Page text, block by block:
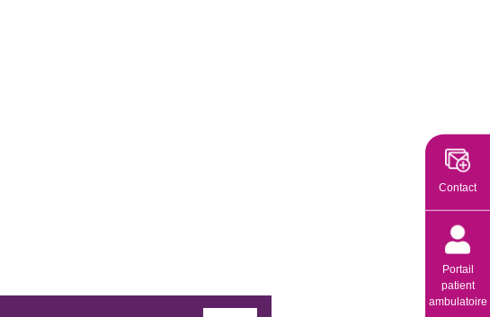
Contact
Portail
patient
ambulatoire